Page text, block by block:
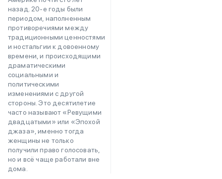
назад. 20-е годы были
периодом, наполненным
противоречиями между
традиционными ценностями
и ностальгии к довоенному
времени, и происходящими
драматическими
социальными и
политическими
изменениями с другой
стороны. Это десятилетие
часто называют «Ревущими
двадцатыми» или «Эпохой
джаза», именно тогда
женщины не только
получили право голосовать,
но и всё чаще работали вне
дома.